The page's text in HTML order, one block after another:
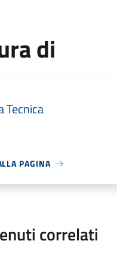
di
Tecnica
PAGINA
correlati